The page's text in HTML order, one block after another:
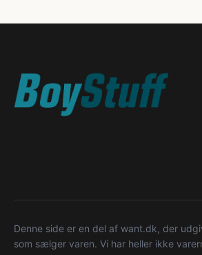
Denne side er en del af want.dk, der
som sælger varen. Vi har heller ikke